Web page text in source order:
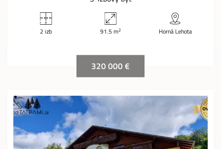
2 izb 91.5 m2 Horná Lehota
320 000 €